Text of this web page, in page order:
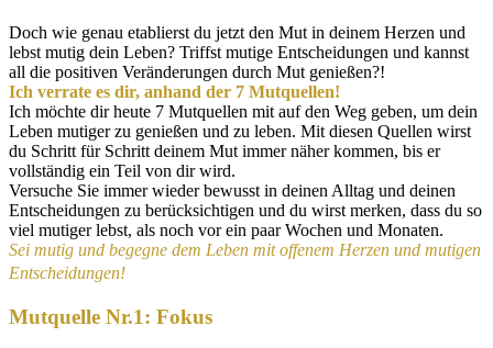
Doch wie genau etablierst du jetzt den Mut in deinem Herzen und
lebst mutig dein Leben? Triffst mutige Entscheidungen und kannst
all die positiven Veränderungen durch Mut genießen?!
Ich verrate es dir, anhand der 7 Mutquellen!
Ich möchte dir heute 7 Mutquellen mit auf den Weg geben, um dein
Leben mutiger zu genießen und zu leben. Mit diesen Quellen wirst
du Schritt für Schritt deinem Mut immer näher kommen, bis er
vollständig ein Teil von dir wird.
Versuche Sie immer wieder bewusst in deinen Alltag und deinen
Entscheidungen zu berücksichtigen und du wirst merken, dass du so
viel mutiger lebst, als noch vor ein paar Wochen und Monaten.
Sei mutig und begegne dem Leben mit offenem Herzen und mutigen
Entscheidungen!
Mutquelle Nr.1: Fokus